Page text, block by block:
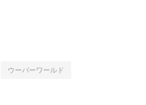
ウーバーワールド